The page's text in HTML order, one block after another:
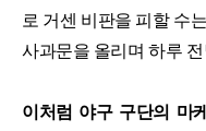
로 거센 비판을 피할 수
사과문을 올리며 하루
이처럼 야구 구단의 마